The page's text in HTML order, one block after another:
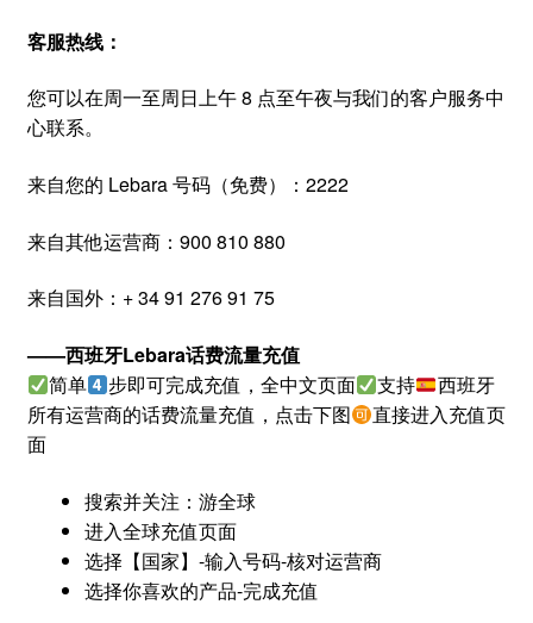
客服热线：
您可以在周一至周日上午 8 点至午夜与我们的客户服务中
心联系。
来自您的 Lebara 号码（免费）：2222
来自其他运营商：900 810 880
来自国外：+ 34 91 276 91 75
——西班牙Lebara话费流量充值
简单
步即可完成充值，全中文页面 支持
西班牙
所有运营商的话费流量充值，点击下图
直接进入充值页
面
搜索并关注：游全球
进入全球充值页面
选择【国家】-输入号码-核对运营商
选择你喜欢的产品-完成充值